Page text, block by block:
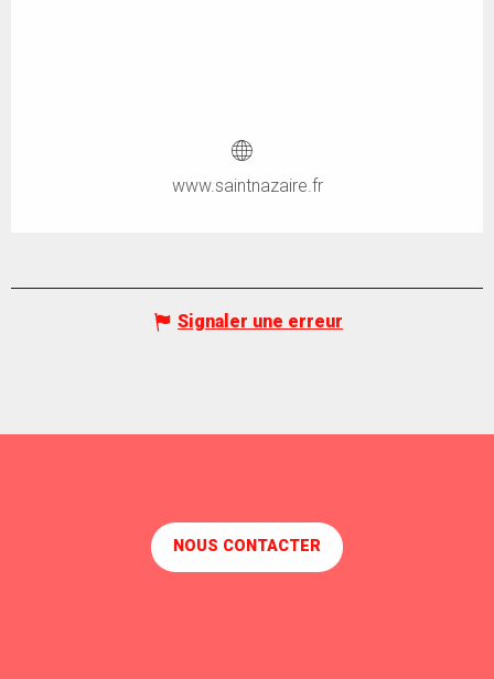
www.saintnazaire.fr
Signaler une erreur
NOUS CONTACTER